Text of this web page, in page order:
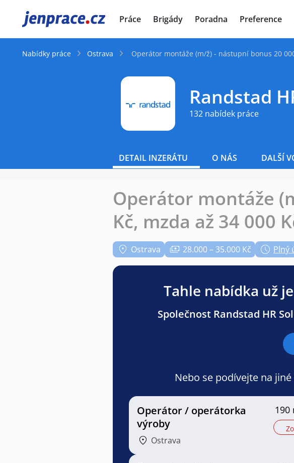
JenPráce.cz Práce Brigády Poradna Preference
Nabídky práce Ostrava Operátor montáže (m/ž) - nástupní bonus 20
Randstad
132 nabídek práce
DETAIL INZERÁTU O NÁS DALŠÍ
Operátor montáže
Kč, mzda až 34 000
Ostrava 28.000 – 35.000 Kč Plný
Tahle nabídka už
Společnost Randstad HR
Nebo se podívejte na
Operátor / operátorka
výroby
Ostrava
190